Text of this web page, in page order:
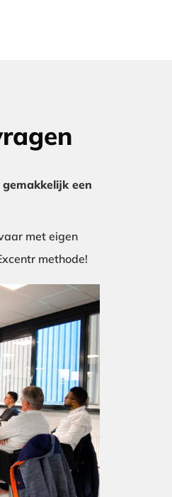
een
met eigen
methode!